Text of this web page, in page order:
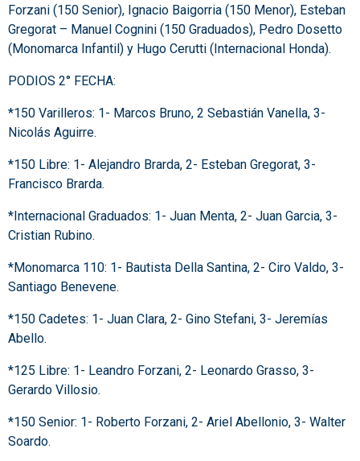
Forzani (150 Senior), Ignacio Baigorria (150 Menor), Esteban
Gregorat – Manuel Cognini (150 Graduados), Pedro Dosetto
(Monomarca Infantil) y Hugo Cerutti (Internacional Honda).
PODIOS 2° FECHA:
*150 Varilleros: 1- Marcos Bruno, 2 Sebastián Vanella, 3-
Nicolás Aguirre.
*150 Libre: 1- Alejandro Brarda, 2- Esteban Gregorat, 3-
Francisco Brarda.
*Internacional Graduados: 1- Juan Menta, 2- Juan Garcia, 3-
Cristian Rubino.
*Monomarca 110: 1- Bautista Della Santina, 2- Ciro Valdo, 3-
Santiago Benevene.
*150 Cadetes: 1- Juan Clara, 2- Gino Stefani, 3- Jeremías
Abello.
*125 Libre: 1- Leandro Forzani, 2- Leonardo Grasso, 3-
Gerardo Villosio.
*150 Senior: 1- Roberto Forzani, 2- Ariel Abellonio, 3- Walter
Soardo.